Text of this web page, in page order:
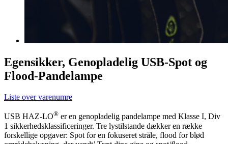
Egensikker, Genopladelig USB-Spot og
Flood-Pandelampe
Liste over varenumre
USB HAZ-LO® er en genopladelig pandelampe med Klasse I, Div
1 sikkerhedsklassificeringer. Tre lystilstande dækker en række
forskellige opgaver: Spot for en fokuseret stråle, flood for blød